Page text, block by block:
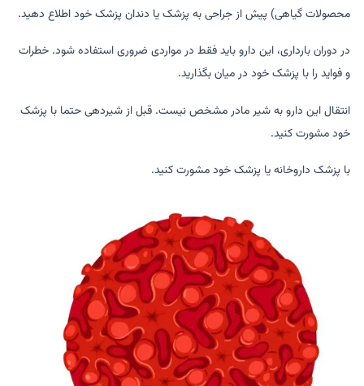
محصولات گیاهی) پیش از جراحی به پزشک یا دندان پزشک خود اطلاع دهید.
در دوران بارداری، این دارو باید فقط در مواردی ضروری استفاده شود. خطرات
و فواید را با پزشک خود در میان بگذارید.
انتقال این دارو به شیر مادر مشخص نیست. قبل از شیردهی حتما با پزشک
خود مشورت کنید.
با پزشک داروخانه یا پزشک خود مشورت کنید.